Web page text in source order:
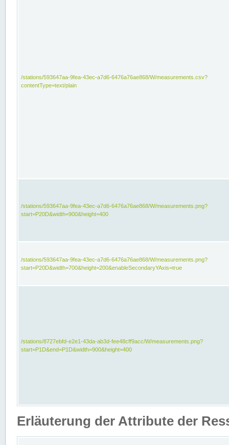
/stations/593647aa-9fea-43ec-a7d6-6476a76ae868/W/measurements.csv?
contentType=text/plain
/stations/593647aa-9fea-43ec-a7d6-6476a76ae868/W/measurements.png?
start=P20D&width=900&height=400
/stations/593647aa-9fea-43ec-a7d6-6476a76ae868/W/measurements.png?
start=P20D&width=700&height=200&enableSecondaryYAxis=true
/stations/8727ebfd-e2e1-43da-ab3d-fee48cff9acc/W/measurements.png?
start=P1D&end=P1D&width=900&height=400
Erläuterung der Attribute der